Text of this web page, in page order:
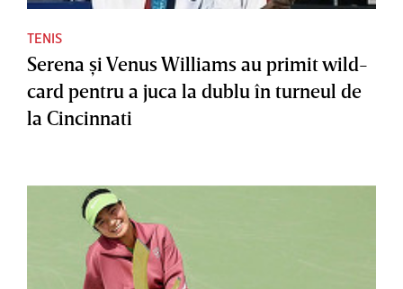
TENIS
Serena şi Venus Williams au primit wild-
card pentru a juca la dublu în turneul de
la Cincinnati